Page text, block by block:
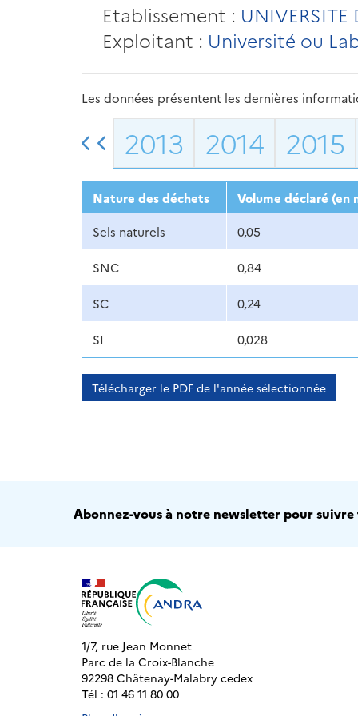
Etablissement : UNIVERSITE
Exploitant : Université ou
Les données présentent les dernières
2013 2014 2015
Nature des déchets
Volume déclaré (en
Sels naturels
0,05
SNC 0,84
SC 0,24
SI 0,028
Télécharger le PDF de l'année sélectionnée
Abonnez-vous à notre newsletter pour suivre
1/7, rue Jean Monnet
Parc de la Croix-Blanche
92298 Châtenay-Malabry cedex
Tél : 01 46 11 80 00